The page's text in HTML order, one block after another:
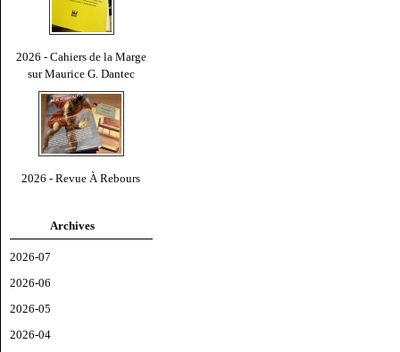
2026 - Cahiers de la Marge
sur Maurice G. Dantec
2026 - Revue À Rebours
Archives
2026-07
2026-06
2026-05
2026-04